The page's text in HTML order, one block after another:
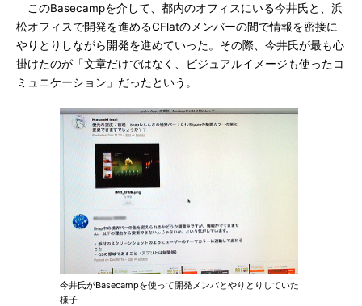
このBasecampを介して、都内のオフィスにいる今井氏と、浜
松オフィスで開発を進めるCFlatのメンバーの間で情報を密接に
やりとりしながら開発を進めていった。その際、今井氏が最も心
掛けたのが「文章だけではなく、ビジュアルイメージも使ったコ
ミュニケーション」だったという。
今井氏がBasecampを使って開発メンバとやりとりしていた
様子